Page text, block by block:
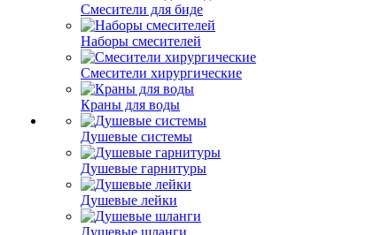
Смесители для биде
Наборы смесителей
Смесители хирургические
Краны для воды
Душевые системы
Душевые гарнитуры
Душевые лейки
Душевые шланги